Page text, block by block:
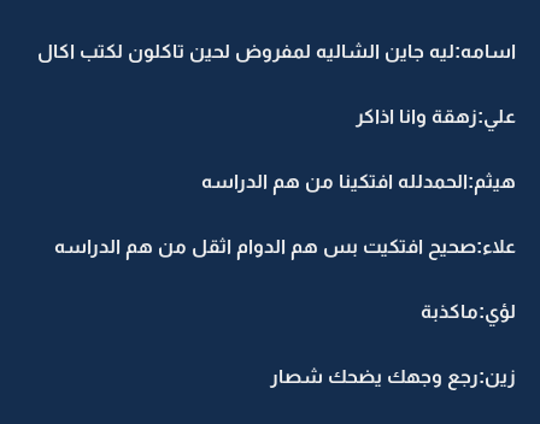
اسامه:ليه جاين الشاليه لمفروض لحين تاكلون لكتب اكال
علي:زهقة وانا اذاكر
هيثم:الحمدلله افتكينا من هم الدراسه
علاء:صحيح افتكيت بس هم الدوام اثقل من هم الدراسه
لؤي:ماكذبة
زين:رجع وجهك يضحك شصار